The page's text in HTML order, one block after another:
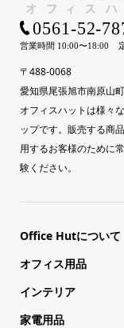
〒488-0068
愛知県尾張旭市南原山
オフィスハットは様々
ップです。販売する商
用するお客様のために
験ください。
Office Hutについて
オフィス用品
インテリア
家電用品